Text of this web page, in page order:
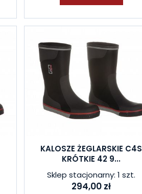
KALOSZE ŻEGLARSKIE C4S
KRÓTKIE 42 9...
Sklep stacjonarny: 1 szt.
294,00 zł